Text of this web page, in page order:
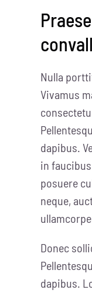
Nulla
Vivamus
dapibus.
in
posuere
neque,
Donec
dapibus.